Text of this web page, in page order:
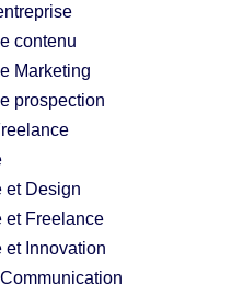
contenu
Marketing
prospection
et Design
et Freelance
et Innovation